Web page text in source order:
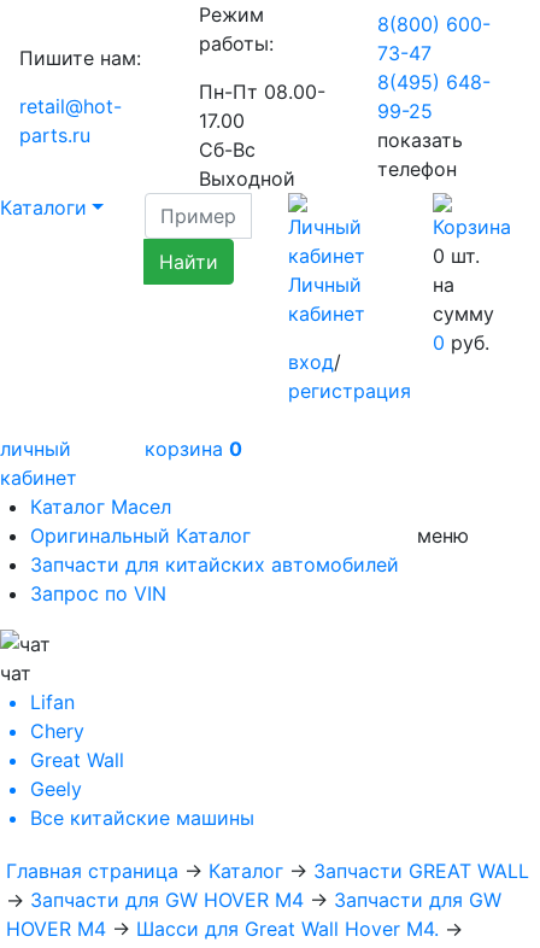
Пишите нам:
retail@hot-
parts.ru
Режим
работы:
Пн-Пт 08.00-
17.00
Сб-Вс
Выходной
8(800) 600-
73-47
8(495) 648-
99-25
показать
телефон
Каталоги
Личный
кабинет
вход/
регистрация
0 шт.
на
сумму
0 руб.
личный
кабинет
корзина 0
Каталог Масел
Оригинальный Каталог
Запчасти для китайских автомобилей
Запрос по VIN
меню
чат
Lifan
Chery
Great Wall
Geely
Все китайские машины
Главная страница → Каталог → Запчасти GREAT WALL
→ Запчасти для GW HOVER M4 → Запчасти для GW
HOVER M4 → Шасси для Great Wall Hover M4. →